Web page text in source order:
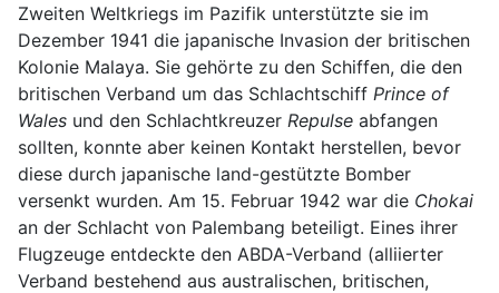
Zweiten Weltkriegs im Pazifik unterstützte sie im
Dezember 1941 die japanische Invasion der britischen
Kolonie Malaya. Sie gehörte zu den Schiffen, die den
britischen Verband um das Schlachtschiff Prince of
Wales und den Schlachtkreuzer Repulse abfangen
sollten, konnte aber keinen Kontakt herstellen, bevor
diese durch japanische land-gestützte Bomber
versenkt wurden. Am 15. Februar 1942 war die Chokai
an der Schlacht von Palembang beteiligt. Eines ihrer
Flugzeuge entdeckte den ABDA-Verband (alliierter
Verband bestehend aus australischen, britischen,